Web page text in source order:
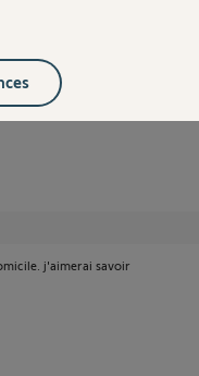
de rue chez Somfy. Le
deux boutons.
e se présenter à
j'aimerai savoir